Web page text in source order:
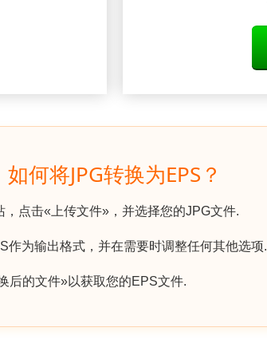
如何将JPG转换为EPS？
，点击«上传文件»，并选择您的JPG文件.
作为输出格式，并在需要时调整任何其他选项.
后的文件»以获取您的EPS文件.